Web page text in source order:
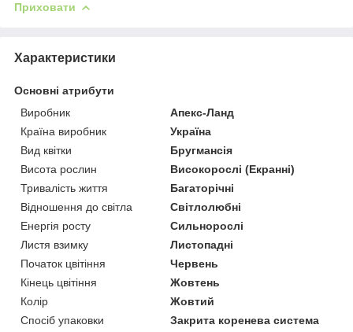
Приховати
Характеристики
Основні атрибути
Виробник
Апекс-Ланд
Країна виробник
Україна
Вид квітки
Бругмансія
Висота рослин
Високорослі (Екранні)
Тривалість життя
Багаторічні
Відношення до світла
Світлолюбні
Енергія росту
Сильнорослі
Листя взимку
Листопадні
Початок цвітіння
Червень
Кінець цвітіння
Жовтень
Колір
Жовтий
Спосіб упаковки
Закрита коренева система